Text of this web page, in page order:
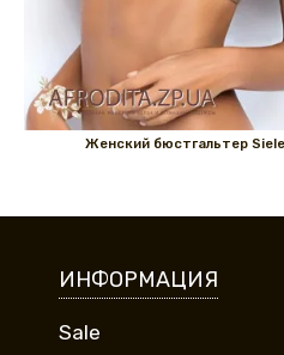
Женский бюстгальтер
ИНФОРМАЦИЯ
Sale